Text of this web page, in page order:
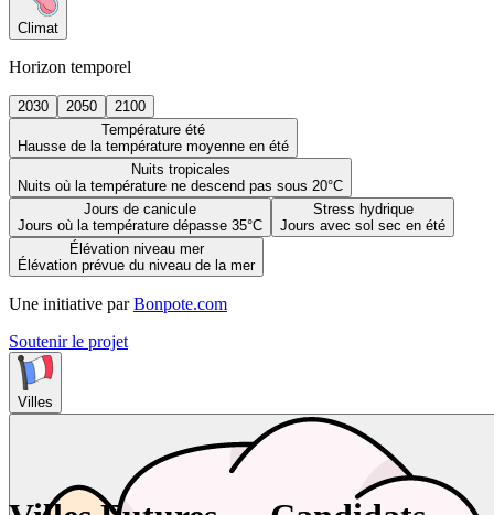
Climat
Horizon temporel
2030 2050
2100
Température été
Hausse de la température moyenne en été
Nuits tropicales
Nuits où la température ne descend pas sous 20°C
Jours de canicule
Jours où la température dépasse 35°C
Stress hydrique
Jours avec sol sec en été
Élévation niveau mer
Élévation prévue du niveau de la mer
Une initiative par Bonpote.com
Soutenir le projet
Villes